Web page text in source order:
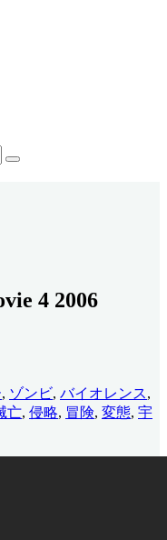
4 2006
, ゾンビ, バイオレンス,
亡, 侵略, 冒険, 変態, 宇